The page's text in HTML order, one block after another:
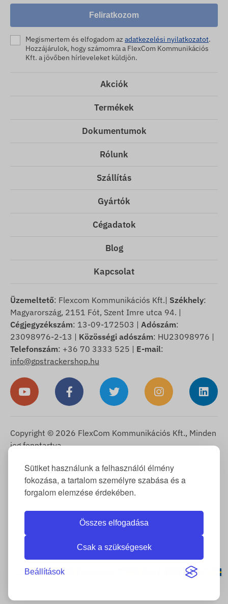
Sütiket használunk a felhasználói élmény
fokozása, a tartalom személyre szabása és a
forgalom elemzése érdekében.
Összes elfogadása
Csak a szükségesek
Beállítások
Feliratkozom
Megismertem és elfogadom az adatkezelési nyilatkozatot.
Hozzájárulok, hogy számomra a FlexCom Kommunikációs
Kft. a jövőben hírleveleket küldjön.
Akciók
Termékek
Dokumentumok
Rólunk
Szállítás
Gyártók
Cégadatok
Blog
Kapcsolat
Üzemeltető: Flexcom Kommunikációs Kft.| Székhely:
Magyarország, 2151 Fót, Szent Imre utca 94. |
Cégjegyzékszám: 13-09-172503 | Adószám:
23098976-2-13 | Közösségi adószám: HU23098976 |
Telefonszám: +36 70 3333 525 | E-mail:
info@gpstrackershop.hu
Copyright © 2026 FlexCom Kommunikációs Kft., Minden
jog fenntartva.
Magyar ▼
Cookie Tájékoztató-Visszaküldési szabályzat-Impresszum
Szavatosság és jótállás-Elállási jog-Szállítási információk
Garanciális ügyintézés-
NEMZETKÖZI OLDALAINK